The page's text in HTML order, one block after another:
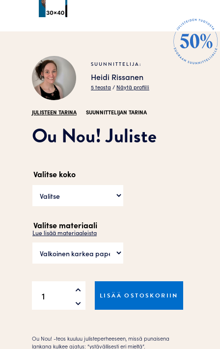
SUUNNITTELIJA:
Heidi Rissanen
5 teosta / Näytä profiili
JULISTEEN TARINA SUUNNITTELIJAN TARINA
Ou Nou! Juliste
Valitse koko
Valitse materiaali
Lue lisää materiaaleista
Nou!
LISÄÄ OSTOSKORIIN
Ou Nou! -teos kuuluu julisteperheeseen, missä punaisena
lankana kulkee ajatus: “ystävällisesti eri mieltä”.